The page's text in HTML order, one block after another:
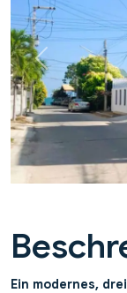
Previous
Ein modernes,